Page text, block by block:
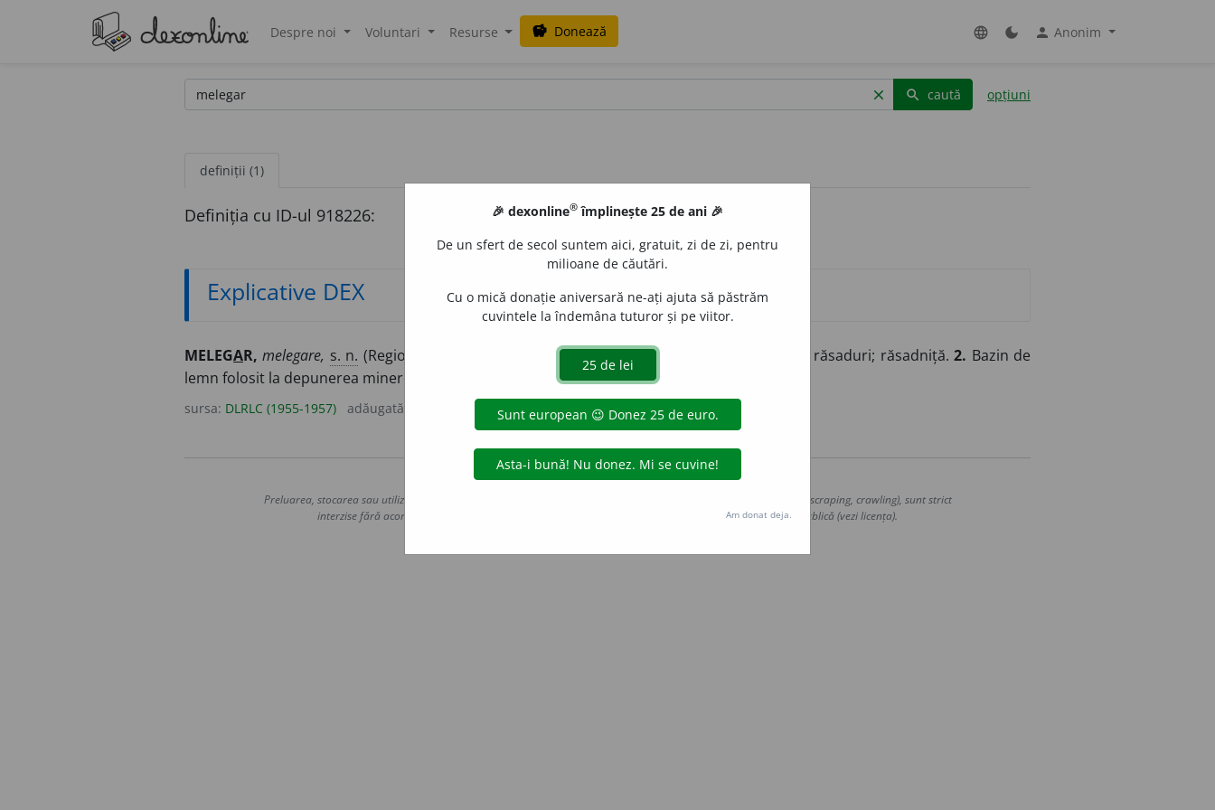
Despre noi Voluntari Resurse savings Donează language dark_mode person Anonim
clear search caută opțiuni
definiții (1)
Definiția cu ID-ul 918226:
Explicative DEX
MELEGAR, melegare, s. n. (Regional) Strat de pămînt amestecat cu gunoi în care se pun răsaduri; răsadniță.2. Bazin de
lemn folosit la depunerea minereului în șteampurile țărănești.
sursa: DLRLC (1955-1957) adăugată de acțiuni
Copyright © 2004-2026 dexonline (https://dexonline.ro)
Preluarea, stocarea sau utilizarea datelor de pe acest site, inclusiv prin orice metode de extragere automată (web scraping, crawling), sunt strict
interzise fără acordul nostru prealabil scris, cu excepția seturilor de date oferite oficial spre utilizare publică (vezi licența).
🎉 dexonline® împlinește 25 de ani 🎉
De un sfert de secol suntem aici, gratuit, zi de zi, pentru
milioane de căutări.
Cu o mică donație aniversară ne-ați ajuta să păstrăm
cuvintele la îndemâna tuturor și pe viitor.
Am donat deja.